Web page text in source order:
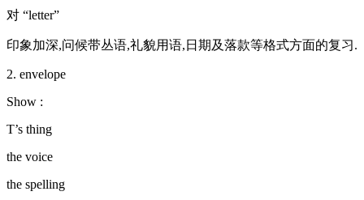
对 “letter”
印象加深,问候带丛语,礼貌用语,日期及落款等格式方面的复习.
2. envelope
Show :
T’s thing
the voice
the spelling